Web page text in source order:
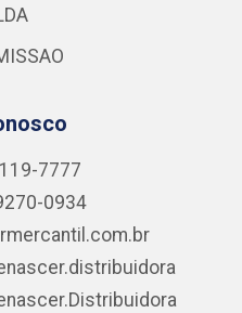
7777
0934